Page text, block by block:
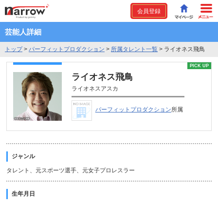
会員登録
芸能人詳細
トップ> パーフィットプロダクション > 所属タレント一覧 > ライオネス飛鳥
PICK UP
ライオネス飛鳥
ライオネスアスカ
パーフィットプロダクション所属
ジャンル
タレント、元スポーツ選手、元女子プロレスラー
生年月日